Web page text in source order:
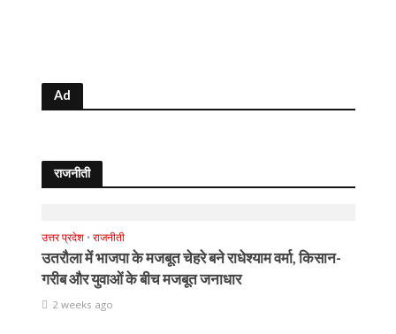
Ad
राजनीती
उत्तर प्रदेश • राजनीती
उतरौला में भाजपा के मजबूत चेहरे बने राधेश्याम वर्मा, किसान-
गरीब और युवाओं के बीच मजबूत जनाधार
2 weeks ago